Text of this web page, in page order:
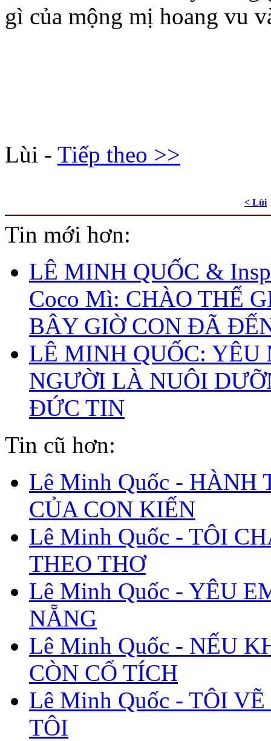
gì của mộng mị hoang vu
Lùi - Tiếp theo >>
< Lùi
Tin mới hơn:
LÊ MINH QUỐC &
Coco Mì: CHÀO THẾ
BÂY GIỜ CON ĐÃ
LÊ MINH QUỐC: YÊU
NGƯỜI LÀ NUÔI
ĐỨC TIN
Tin cũ hơn:
Lê Minh Quốc - HÀNH
CỦA CON KIẾN
Lê Minh Quốc - TÔI
THEO THƠ
Lê Minh Quốc - YÊU
NẴNG
Lê Minh Quốc - NẾU
CÒN CỔ TÍCH
Lê Minh Quốc - TÔI
TÔI